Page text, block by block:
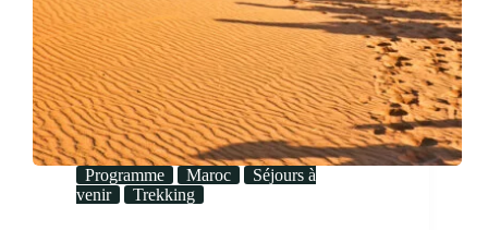
Programme Maroc
Séjours à
venir
Trekking